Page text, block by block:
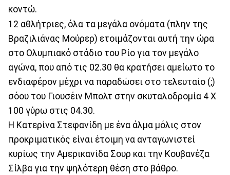
κοντώ.
12 αθλήτριες, όλα τα μεγάλα ονόματα (πλην της
Βραζιλιάνας Μούρερ) ετοιμάζονται αυτή την ώρα
στο Ολυμπιακό στάδιο του Ρίο για τον μεγάλο
αγώνα, που από τις 02.30 θα κρατήσει αμείωτο το
ενδιαφέρον μέχρι να παραδώσει στο τελευταίο (;)
σόου του Γιουσέιν Μπολτ στην σκυταλοδρομία 4 Χ
100 γύρω στις 04.30.
Η Κατερίνα Στεφανίδη με ένα άλμα μόλις στον
προκριματικός είναι έτοιμη να ανταγωνιστεί
κυρίως την Αμερικανίδα Σουρ και την Κουβανέζα
Σίλβα για την ψηλότερη θέση στο βάθρο.